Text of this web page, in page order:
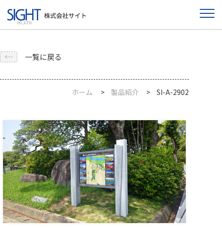
一覧に戻る
ホーム 製品紹介 SI-A-2902